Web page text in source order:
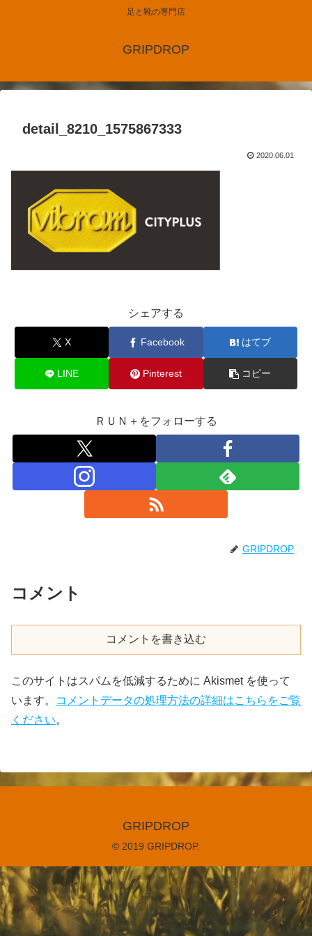
足と靴の専門店
GRIPDROP
detail_8210_1575867333
2020.06.01
シェアする
X Facebook はてブ
LINE Pinterest コピー
ＲＵＮ＋をフォローする
GRIPDROP
コメント
コメントを書き込む
このサイトはスパムを低減するために Akismet を使って
います。
コメントデータの処理方法の詳細はこちらをご覧
ください。
GRIPDROP
© 2019 GRIPDROP.